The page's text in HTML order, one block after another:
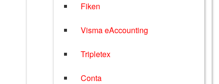
Fiken
Visma eAccounting
Tripletex
Conta